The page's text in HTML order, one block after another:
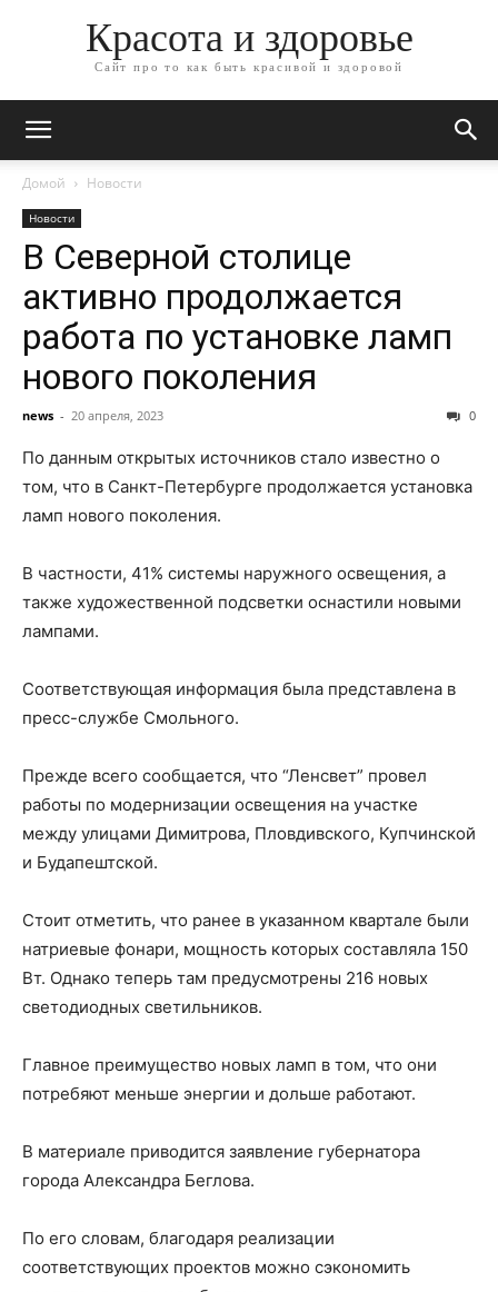
Красота и здоровье
Сайт про то как быть красивой и здоровой
Домой Новости
Новости
В Северной столице
активно продолжается
работа по установке ламп
нового поколения
news - 20 апреля, 2023 0
По данным открытых источников стало известно о
том, что в Санкт-Петербурге продолжается установка
ламп нового поколения.
В частности, 41% системы наружного освещения, а
также художественной подсветки оснастили новыми
лампами.
Соответствующая информация была представлена в
пресс-службе Смольного.
Прежде всего сообщается, что “Ленсвет” провел
работы по модернизации освещения на участке
между улицами Димитрова, Пловдивского, Купчинской
и Будапештской.
Стоит отметить, что ранее в указанном квартале были
натриевые фонари, мощность которых составляла 150
Вт. Однако теперь там предусмотрены 216 новых
светодиодных светильников.
Главное преимущество новых ламп в том, что они
потребяют меньше энергии и дольше работают.
В материале приводится заявление губернатора
города Александра Беглова.
По его словам, благодаря реализации
соответствующих проектов можно сэкономить